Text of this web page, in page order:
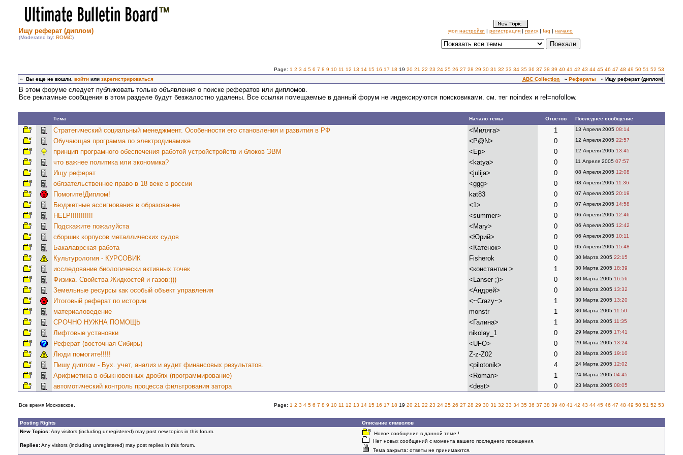
Ищу реферат (диплом)
(Moderated by: ROMiC)
мои настройки | регистрация | поиск | faq | начало
Page: 1 2 3 4 5 6 7 8 9 10 11 12 13 14 15 16 17 18 19 20 21 22 23 24 25 26 27 28 29 30 31 32 33 34 35 36 37 38 39 40 41 42 43 44 45 46 47 48 49 50 51 52 53
» Вы еще не вошли. войти или зарегистрироваться ABC Collection » Рефераты » Ищу реферат (диплом)
В этом форуме следует публиковать только объявления о поиске рефератов или дипломов.
Все рекламные сообщения в этом разделе будут безжалостно удалены. Все ссылки помещаемые в данный форум не индексируются поисковиками. см. тег noindex и rel=nofollow.
Тема Начало темы Ответов Последнее сообщение
Стратегический социальный менеджмент. Особенности его становления и развития в РФ <Миляга> 1 13 Апреля 2005 08:14
Обучающая программа по электродинамике <P@N> 0 12 Апреля 2005 22:57
принцип програмного обеспечения работой устройстройств и блоков ЭВМ <Ер> 0 12 Апреля 2005 13:45
что важнее политика или экономика? <katya> 0 11 Апреля 2005 07:57
Ищу реферат <julija> 0 08 Апреля 2005 12:08
обязательственное право в 18 веке в россии <ggg> 0 08 Апреля 2005 11:36
Помогите!Диплом! kat83 0 07 Апреля 2005 20:19
Бюджетные ассигнования в образование <1> 0 07 Апреля 2005 14:58
HELP!!!!!!!!!!! <summer> 0 06 Апреля 2005 12:46
Подскажите пожалуйста <Mary> 0 06 Апреля 2005 12:42
сборшик корпусов металлических судов <Юрий> 0 06 Апреля 2005 10:11
Бакалаврская работа <Катенок> 0 05 Апреля 2005 15:48
Культурология - КУРСОВИК Fisherok 0 30 Марта 2005 22:15
исследование биологически активных точек <константин > 1 30 Марта 2005 18:39
Физика. Свойства Жидкостей и газов:))) <Lanser ;)> 0 30 Марта 2005 16:56
Земельные ресурсы как особый объект управления <Андрей> 0 30 Марта 2005 13:32
Итоговый реферат по истории <~Crazy~> 1 30 Марта 2005 13:20
материаловедение monstr 1 30 Марта 2005 11:50
СРОЧНО НУЖНА ПОМОЩЬ <Галина> 1 30 Марта 2005 11:35
Лифтовые установки nikolay_1 0 29 Марта 2005 17:41
Реферат (восточная Сибирь) <UFO> 0 29 Марта 2005 13:24
Люди помогите!!!!! Z-z-Z02 0 28 Марта 2005 19:10
Пишу диплом - Бух. учет, анализ и аудит финансовых результатов. <pilotonik> 4 24 Марта 2005 12:02
Арифметика в обыкновенных дробях (программирование) <Roman> 1 24 Марта 2005 04:45
автомотический контроль процесса фильтрования затора <dest> 0 23 Марта 2005 08:05
Все время Московское. Page: 1 2 3 4 5 6 7 8 9 10 11 12 13 14 15 16 17 18 19 20 21 22 23 24 25 26 27 28 29 30 31 32 33 34 35 36 37 38 39 40 41 42 43 44 45 46 47 48 49 50 51 52 53
Posting Rights
Описание символов
New Topics:Any visitors (including unregistered) may post new topics in this forum.
Replies:Any visitors (including unregistered) may post replies in this forum.
Новое сообщение в данной теме !
Нет новых сообщений с момента вашего последнего посещения.
Тема закрыта: ответы не принимаются.